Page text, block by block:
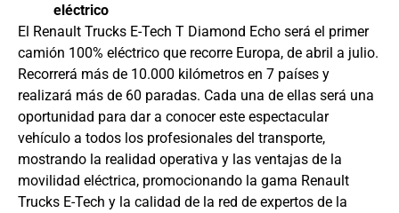
eléctrico
El Renault Trucks E-Tech T Diamond Echo será el primer
camión 100% eléctrico que recorre Europa, de abril a julio.
Recorrerá más de 10.000 kilómetros en 7 países y
realizará más de 60 paradas. Cada una de ellas será una
oportunidad para dar a conocer este espectacular
vehículo a todos los profesionales del transporte,
mostrando la realidad operativa y las ventajas de la
movilidad eléctrica, promocionando la gama Renault
Trucks E-Tech y la calidad de la red de expertos de la